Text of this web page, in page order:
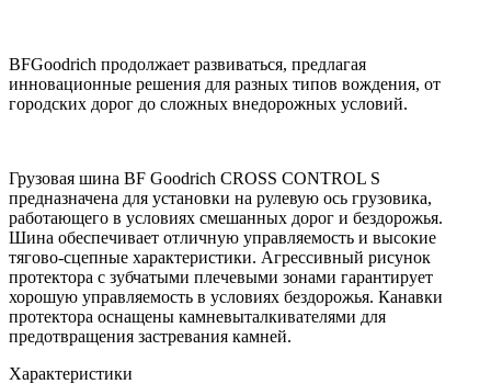
BFGoodrich продолжает развиваться, предлагая
инновационные решения для разных типов вождения, от
городских дорог до сложных внедорожных условий.
Грузовая шина BF Goodrich CROSS CONTROL S
предназначена для установки на рулевую ось грузовика,
работающего в условиях смешанных дорог и бездорожья.
Шина обеспечивает отличную управляемость и высокие
тягово-сцепные характеристики. Агрессивный рисунок
протектора с зубчатыми плечевыми зонами гарантирует
хорошую управляемость в условиях бездорожья. Канавки
протектора оснащены камневыталкивателями для
предотвращения застревания камней.
Характеристики